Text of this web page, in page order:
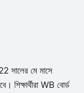
সালের মে মাসে
শিক্ষার্থীরা WB বোর্ড